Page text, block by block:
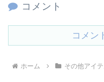
コメント
コメン
ホーム その他アイテ